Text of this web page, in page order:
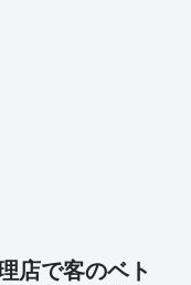
店で客のベト